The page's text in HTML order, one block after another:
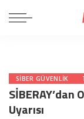
SIBER GÜVENLIK
SİBERAY’dan
Uyarısı